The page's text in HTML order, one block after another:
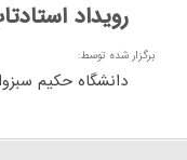
رویداد
برگزار شده توسط:
دانشگاه حکیم